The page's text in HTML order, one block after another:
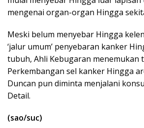
mengenai organ-organ Hingga
Meski belum menyebar Hingga
‘jalur umum’ penyebaran kanker
tubuh, Ahli Kebugaran menemukan
Perkembangan sel kanker Hingga
Duncan pun diminta menjalani
Detail.
(sao/suc)